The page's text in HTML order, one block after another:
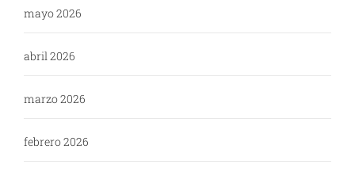
mayo 2026
abril 2026
marzo 2026
febrero 2026